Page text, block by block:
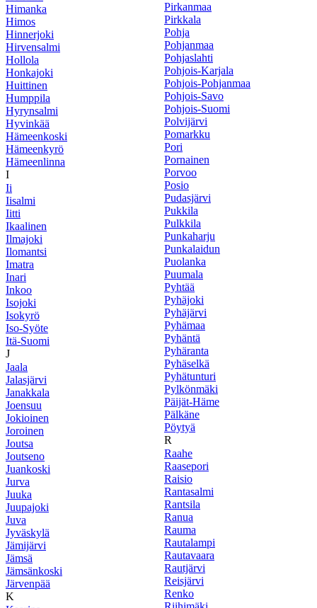
Himanka
Himos
Hinnerjoki
Hirvensalmi
Hollola
Honkajoki
Huittinen
Humppila
Hyrynsalmi
Hyvinkää
Hämeenkoski
Hämeenkyrö
Hämeenlinna
I
Ii
Iisalmi
Iitti
Ikaalinen
Ilmajoki
Ilomantsi
Imatra
Inari
Inkoo
Isojoki
Isokyrö
Iso-Syöte
Itä-Suomi
J
Jaala
Jalasjärvi
Janakkala
Joensuu
Jokioinen
Joroinen
Joutsa
Joutseno
Juankoski
Jurva
Juuka
Juupajoki
Juva
Jyväskylä
Jämijärvi
Jämsä
Jämsänkoski
Järvenpää
K
Pirkanmaa
Pirkkala
Pohja
Pohjanmaa
Pohjaslahti
Pohjois-Karjala
Pohjois-Pohjanmaa
Pohjois-Savo
Pohjois-Suomi
Polvijärvi
Pomarkku
Pori
Pornainen
Porvoo
Posio
Pudasjärvi
Pukkila
Pulkkila
Punkaharju
Punkalaidun
Puolanka
Puumala
Pyhtää
Pyhäjoki
Pyhäjärvi
Pyhämaa
Pyhäntä
Pyhäranta
Pyhäselkä
Pyhätunturi
Pylkönmäki
Päijät-Häme
Pälkäne
Pöytyä
R
Raahe
Raasepori
Raisio
Rantasalmi
Rantsila
Ranua
Rauma
Rautalampi
Rautavaara
Rautjärvi
Reisjärvi
Renko